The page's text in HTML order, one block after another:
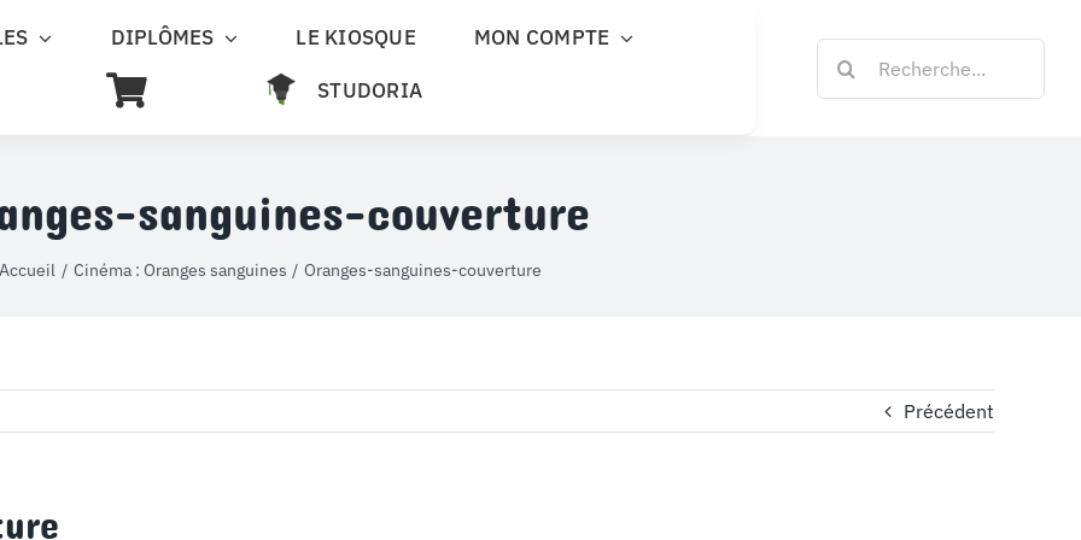
DIPLÔMES LE KIOSQUE
MON COMPTE
STUDORIA
sanguines-couverture
Accueil Cinéma : Oranges sanguines Oranges-sanguines-couverture
Précédent